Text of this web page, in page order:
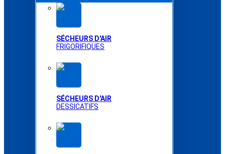
SÉCHEURS D'AIR
FRIGORIFIQUES
SÉCHEURS D'AIR
DESSICATIFS